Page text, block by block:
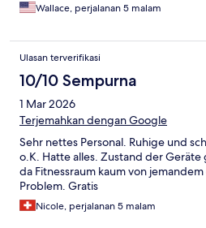
Wallace, perjalanan 5 malam
Ulasan terverifikasi
10/10 Sempurna
1 Mar 2026
Terjemahkan dengan Google
Sehr nettes Personal. Ruhige und
o.K. Hatte alles. Zustand der
da Fitnessraum kaum von
Problem. Gratis
Nicole, perjalanan 5 malam